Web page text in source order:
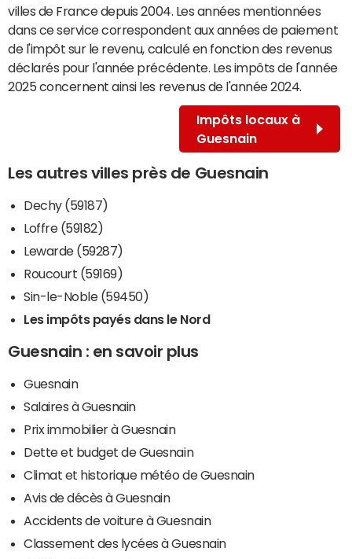
villes de France depuis 2004. Les années mentionnées
dans ce service correspondent aux années de paiement
de l'impôt sur le revenu, calculé en fonction des revenus
déclarés pour l'année précédente. Les impôts de l'année
2025 concernent ainsi les revenus de l'année 2024.
Impôts locaux à
Guesnain
Les autres villes près de Guesnain
Dechy (59187)
Loffre (59182)
Lewarde (59287)
Roucourt (59169)
Sin-le-Noble (59450)
Les impôts payés dans le Nord
Guesnain : en savoir plus
Guesnain
Salaires à Guesnain
Prix immobilier à Guesnain
Dette et budget de Guesnain
Climat et historique météo de Guesnain
Avis de décès à Guesnain
Accidents de voiture à Guesnain
Classement des lycées à Guesnain